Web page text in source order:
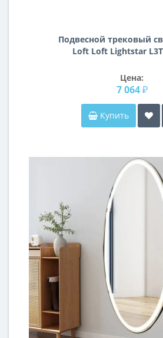
Подвесной трековый
Loft Loft Lightstar
Цена:
7 064 ₽
Купить